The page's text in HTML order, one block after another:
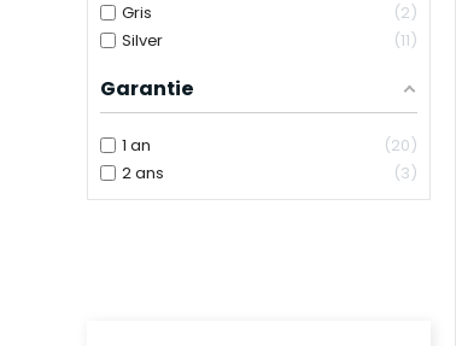
Gris
2
Silver
11
Garantie
1 an
20
2 ans
3